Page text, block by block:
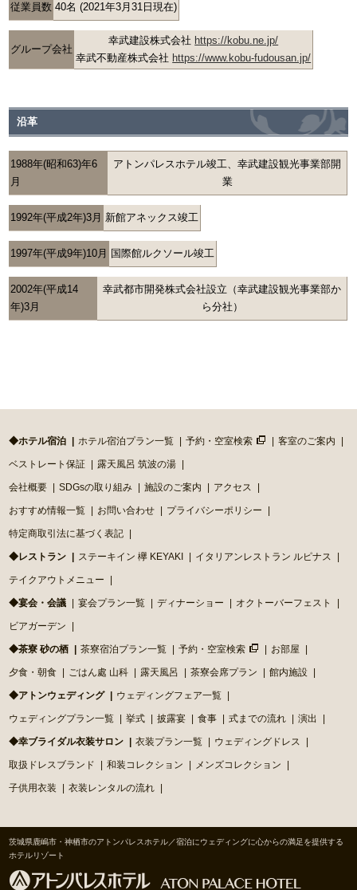
従業員数 40名 (2021年3月31日現在)
グループ会社
幸武建設株式会社 https://kobu.ne.jp/
幸武不動産株式会社 https://www.kobu-fudousan.jp/
沿革
1988年(昭和63)年6
月
アトンパレスホテル竣工、幸武建設観光事業部開
業
1992年(平成2年)3月 新館アネックス竣工
1997年(平成9年)10月 国際館ルクソール竣工
2002年(平成14
年)3月
幸武都市開発株式会社設立（幸武建設観光事業部か
ら分社）
◆ホテル宿泊 ホテル宿泊プラン一覧 予約・空室検索 客室のご案内
ベストレート保証 露天風呂 筑波の湯
会社概要 SDGsの取り組み 施設のご案内 アクセス
おすすめ情報一覧 お問い合わせ プライバシーポリシー
特定商取引法に基づく表記
◆レストラン ステーキイン 欅 KEYAKI イタリアンレストラン ルピナス
テイクアウトメニュー
◆宴会・会議 宴会プラン一覧 ディナーショー オクトーバーフェスト
ビアガーデン
◆茶寮 砂の栖 茶寮宿泊プラン一覧 予約・空室検索 お部屋
夕食・朝食 ごはん處 山科 露天風呂 茶寮会席プラン 館内施設
◆アトンウェディング ウェディングフェア一覧
ウェディングプラン一覧 挙式 披露宴 食事 式までの流れ 演出
◆幸ブライダル衣装サロン 衣装プラン一覧 ウェディングドレス
取扱ドレスブランド 和装コレクション メンズコレクション
子供用衣装 衣装レンタルの流れ
茨城県鹿嶋市・神栖市のアトンパレスホテル／宿泊にウェディングに心からの満足を提供する
ホテルリゾート